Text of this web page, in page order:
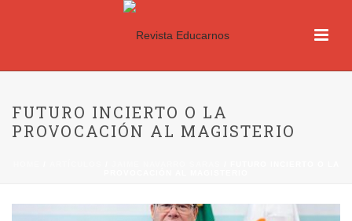
FUTURO INCIERTO O LA
PROVOCACIÓN AL MAGISTERIO